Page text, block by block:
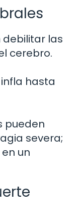
debilitar las
cerebro.
hasta
pueden
severa;
un